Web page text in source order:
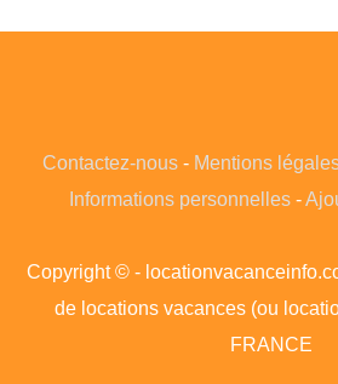
Contactez-nous- Mentions
Informations personnelles -
Copyright © -
de locations vacances (ou
FRANCE